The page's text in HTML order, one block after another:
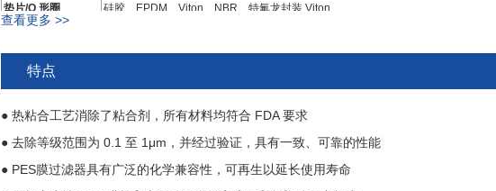
垫片/O 形圈 硅胶、EPDM、Viton、NBR、特氟龙封装 Viton
查看更多 >>
特点
● 热粘合工艺消除了粘合剂，所有材料均符合 FDA 要求
● 去除等级范围为 0.1 至 1μm，并经过验证，具有一致、可靠的性能
● PES膜过滤器具有广泛的化学兼容性，可再生以延长使用寿命